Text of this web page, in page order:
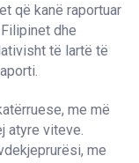
që kanë raportuar
dhe
të lartë të
me më
atyre viteve.
me